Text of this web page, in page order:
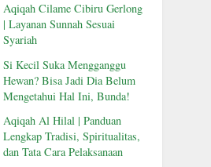
Aqiqah Cilame Cibiru Gerlong
| Layanan Sunnah Sesuai
Syariah
Si Kecil Suka Mengganggu
Hewan? Bisa Jadi Dia Belum
Mengetahui Hal Ini, Bunda!
Aqiqah Al Hilal | Panduan
Lengkap Tradisi, Spiritualitas,
dan Tata Cara Pelaksanaan